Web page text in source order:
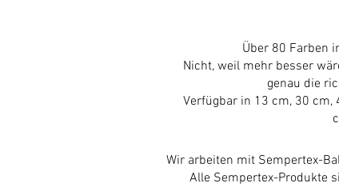
Über 80 Farben
Nicht, weil mehr besser
genau die
Verfügbar in 13 cm, 30
Wir arbeiten mit Sempertex-
Alle Sempertex-Produkte